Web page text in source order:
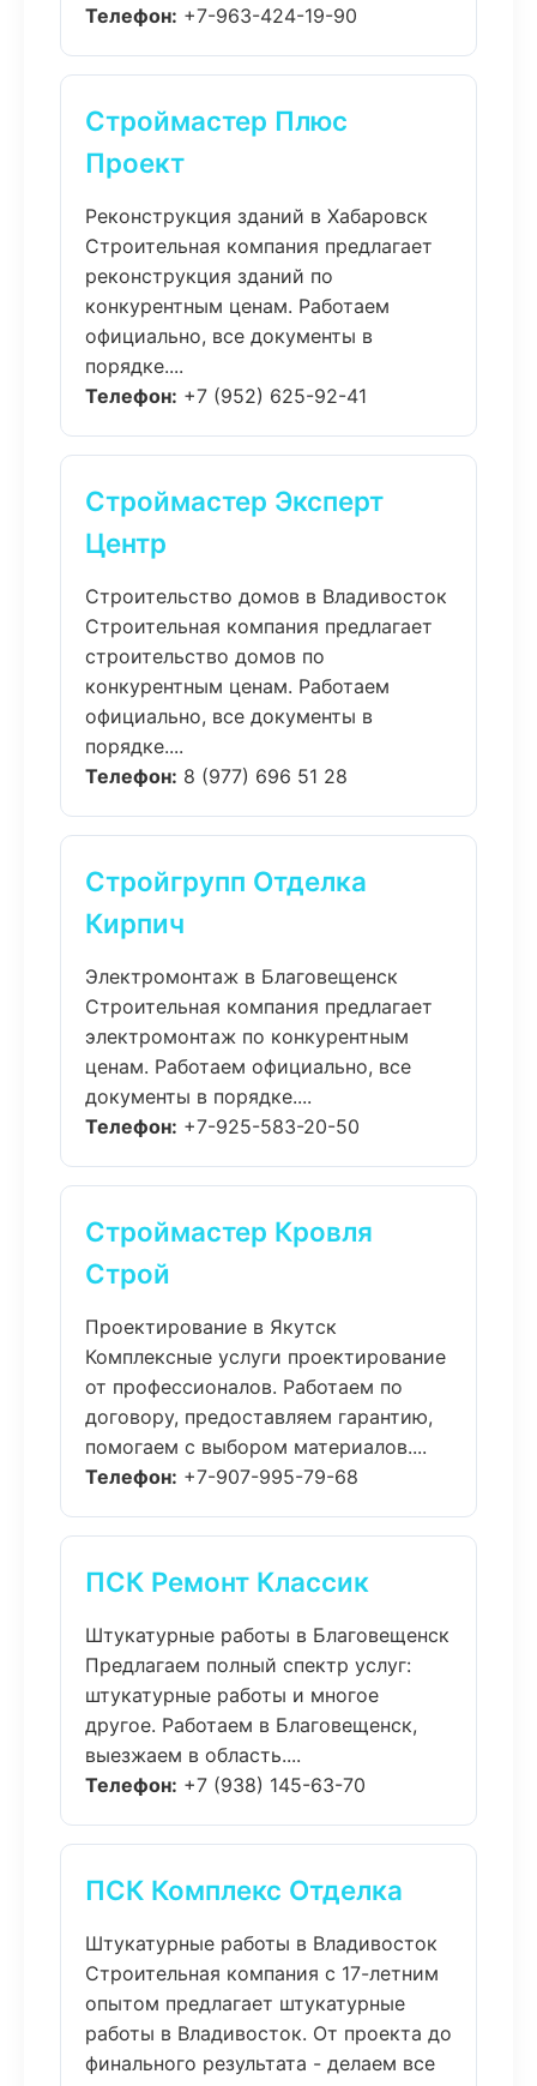
Телефон: +7-963-424-19-90
Строймастер Плюс
Проект
Реконструкция зданий в Хабаровск
Строительная компания предлагает
реконструкция зданий по
конкурентным ценам. Работаем
официально, все документы в
порядке....
Телефон: +7 (952) 625-92-41
Строймастер Эксперт
Центр
Строительство домов в Владивосток
Строительная компания предлагает
строительство домов по
конкурентным ценам. Работаем
официально, все документы в
порядке....
Телефон: 8 (977) 696 51 28
Стройгрупп Отделка
Кирпич
Электромонтаж в Благовещенск
Строительная компания предлагает
электромонтаж по конкурентным
ценам. Работаем официально, все
документы в порядке....
Телефон: +7-925-583-20-50
Строймастер Кровля
Строй
Проектирование в Якутск
Комплексные услуги проектирование
от профессионалов. Работаем по
договору, предоставляем гарантию,
помогаем с выбором материалов....
Телефон: +7-907-995-79-68
ПСК Ремонт Классик
Штукатурные работы в Благовещенск
Предлагаем полный спектр услуг:
штукатурные работы и многое
другое. Работаем в Благовещенск,
выезжаем в область....
Телефон: +7 (938) 145-63-70
ПСК Комплекс Отделка
Штукатурные работы в Владивосток
Строительная компания с 17-летним
опытом предлагает штукатурные
работы в Владивосток. От проекта до
финального результата - делаем все